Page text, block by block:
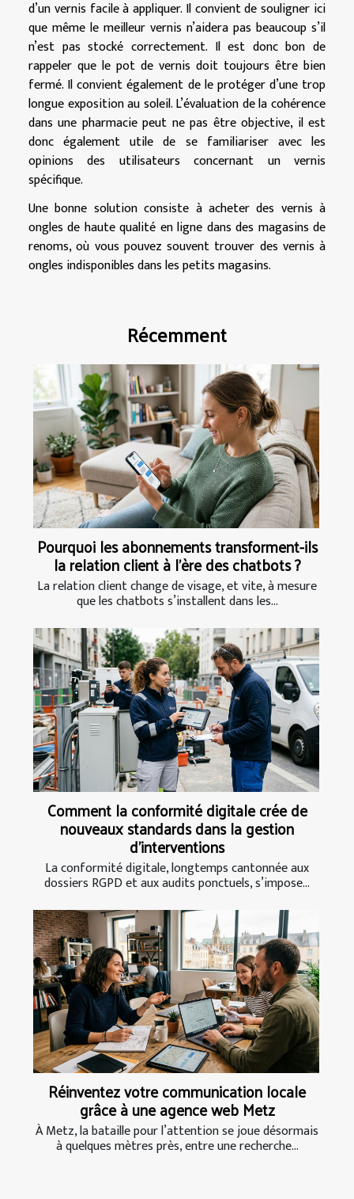
d’un vernis facile à appliquer. Il convient de souligner ici
que même le meilleur vernis n’aidera pas beaucoup s’il
n’est pas stocké correctement. Il est donc bon de
rappeler que le pot de vernis doit toujours être bien
fermé. Il convient également de le protéger d’une trop
longue exposition au soleil. L’évaluation de la cohérence
dans une pharmacie peut ne pas être objective, il est
donc également utile de se familiariser avec les
opinions des utilisateurs concernant un vernis
spécifique.
Une bonne solution consiste à acheter des vernis à
ongles de haute qualité en ligne dans des magasins de
renoms, où vous pouvez souvent trouver des vernis à
ongles indisponibles dans les petits magasins.
Récemment
Pourquoi les abonnements transforment-ils
la relation client à l’ère des chatbots ?
La relation client change de visage, et vite, à mesure
que les chatbots s’installent dans les...
Comment la conformité digitale crée de
nouveaux standards dans la gestion
d’interventions
La conformité digitale, longtemps cantonnée aux
dossiers RGPD et aux audits ponctuels, s’impose...
Réinventez votre communication locale
grâce à une agence web Metz
À Metz, la bataille pour l’attention se joue désormais
à quelques mètres près, entre une recherche...